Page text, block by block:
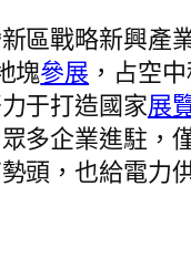
區戰略新興產
塊參展 ，占空
于打造國家展
多企業進駐，
頭，也給電力